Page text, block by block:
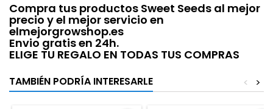
Compra tus productos Sweet Seeds al mejor
precio y el mejor servicio en
elmejorgrowshop.es
Envio gratis en 24h.
ELIGE TU REGALO EN TODAS TUS COMPRAS
TAMBIÉN PODRÍA INTERESARLE >
<